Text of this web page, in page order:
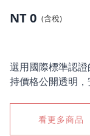
婚禮護照
NT 0 (含稅)
選用國際標準認
持價格公開透明，
看更多商品